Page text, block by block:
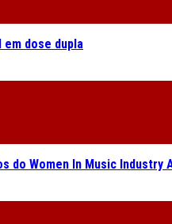
dose dupla
do Women In Music Industry